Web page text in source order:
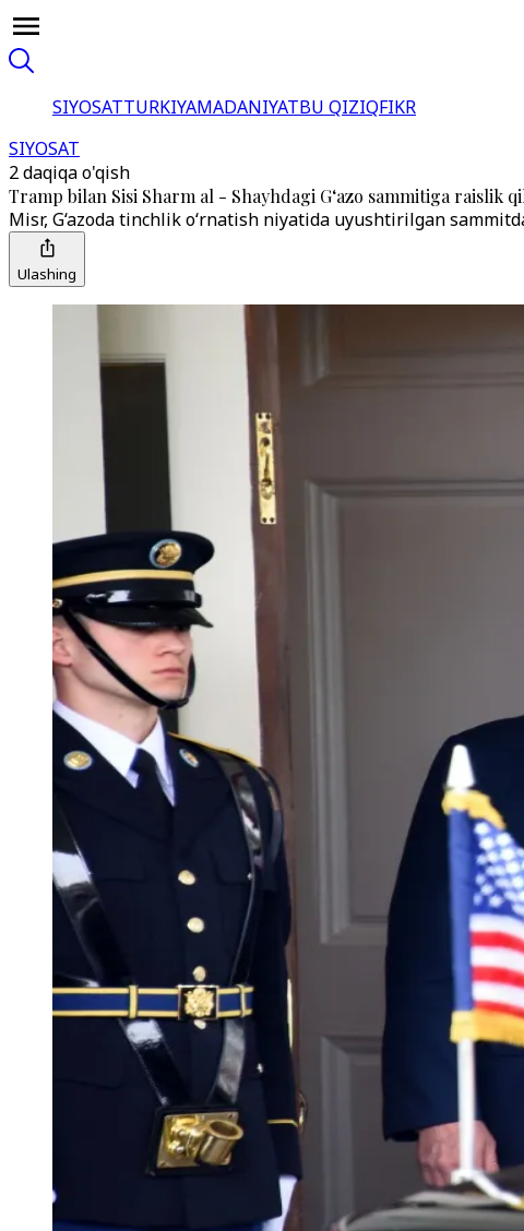
SIYOSATTURKIYAMADANIYATBU QIZIQFIKR
SIYOSAT
2 daqiqa o'qish
Tramp bilan Sisi Sharm al - Shayhdagi G‘azo sammitiga raislik
Misr, G‘azoda tinchlik o‘rnatish niyatida uyushtirilgan
Ulashing